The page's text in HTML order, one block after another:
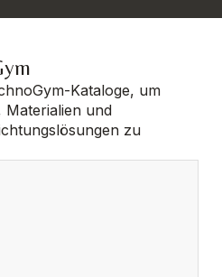
Kataloge, um
Materialien und
zu